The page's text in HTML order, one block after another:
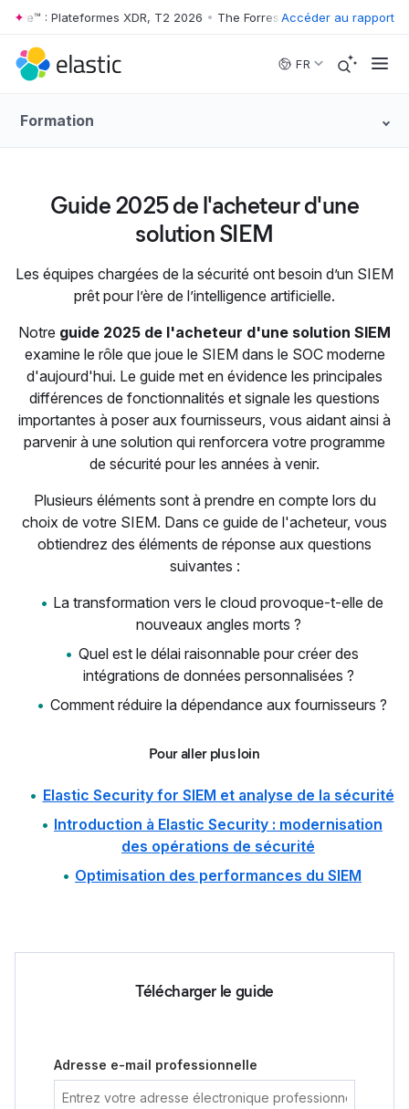
Skip to main content
: Plateformes XDR, T2 2026 • The Forrester Wave™ :Accéder au rapport
FR
Formation
Guide 2025 de l'acheteur d'une
solution SIEM
Les équipes chargées de la sécurité ont besoin d’un SIEM
prêt pour l’ère de l’intelligence artificielle.
Notre guide 2025 de l'acheteur d'une solution SIEM
examine le rôle que joue le SIEM dans le SOC moderne
d'aujourd'hui. Le guide met en évidence les principales
différences de fonctionnalités et signale les questions
importantes à poser aux fournisseurs, vous aidant ainsi à
parvenir à une solution qui renforcera votre programme
de sécurité pour les années à venir.
Plusieurs éléments sont à prendre en compte lors du
choix de votre SIEM. Dans ce guide de l'acheteur, vous
obtiendrez des éléments de réponse aux questions
suivantes :
La transformation vers le cloud provoque-t-elle de
nouveaux angles morts ?
Quel est le délai raisonnable pour créer des
intégrations de données personnalisées ?
Comment réduire la dépendance aux fournisseurs ?
Pour aller plus loin
Elastic Security for SIEM et analyse de la sécurité
Introduction à Elastic Security : modernisation
des opérations de sécurité
Optimisation des performances du SIEM
Télécharger le guide
Adresse e-mail professionnelle